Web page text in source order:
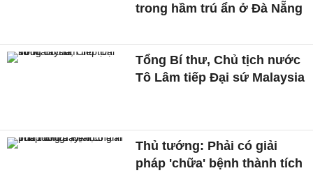
trong hầm trú ẩn ở Đà Nẵng
Tổng Bí thư, Chủ tịch nước
Tô Lâm tiếp Đại sứ Malaysia
Thủ tướng: Phải có giải
pháp 'chữa' bệnh thành tích